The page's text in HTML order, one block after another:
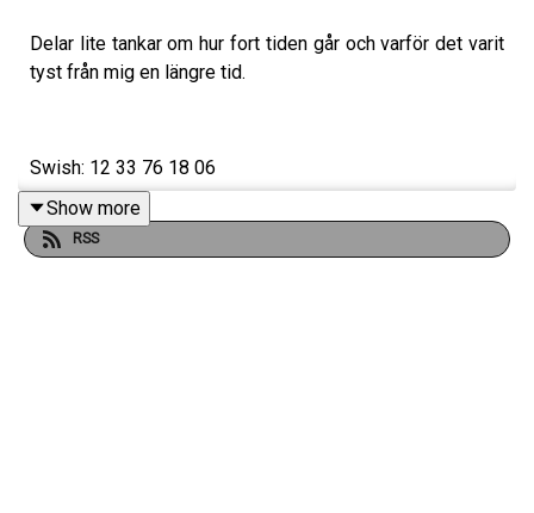
Delar lite tankar om hur fort tiden går och varför det varit
tyst från mig en längre tid.
Swish: 12 33 76 18 06
Stötta Öppet sinne på
Patreon
Show more
RSS